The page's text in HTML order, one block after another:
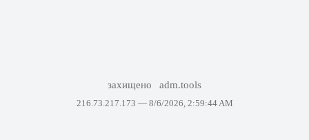
захищено adm.tools
216.73.217.173 — 8/6/2026, 2:59:44 AM